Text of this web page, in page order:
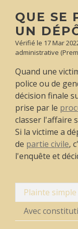
QUE SE
UN
Vérifié le 17 Mar
administrative
Quand une
police ou de
décision finale
prise par le
classer l'affaire
Si la victime a
de partie civile,
l'enquête et
Plainte simple
Avec